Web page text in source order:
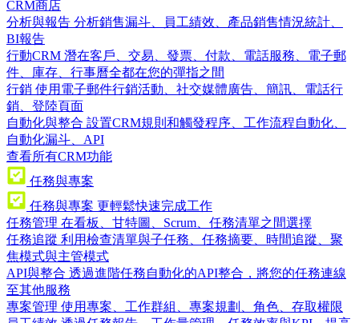
CRM商店
分析與報告 分析銷售漏斗、員工績效、產品銷售情況統計、
BI報告
行動CRM 潛在客戶、交易、發票、付款、電話服務、電子郵
件、庫存、行事曆全都在您的彈指之間
行銷 使用電子郵件行銷活動、社交媒體廣告、簡訊、電話行
銷、登陸頁面
自動化與整合 設置CRM規則和觸發程序、工作流程自動化、
自動化漏斗、API
查看所有CRM功能
任務與專案
任務與專案 更輕鬆快速完成工作
任務管理 在看板、甘特圖、Scrum、任務清單之間選擇
任務追蹤 利用檢查清單與子任務、任務摘要、時間追蹤、聚
焦模式與主管模式
API與整合 透過進階任務自動化的API整合，將您的任務連線
至其他服務
專案管理 使用專案、工作群組、專案規劃、角色、存取權限